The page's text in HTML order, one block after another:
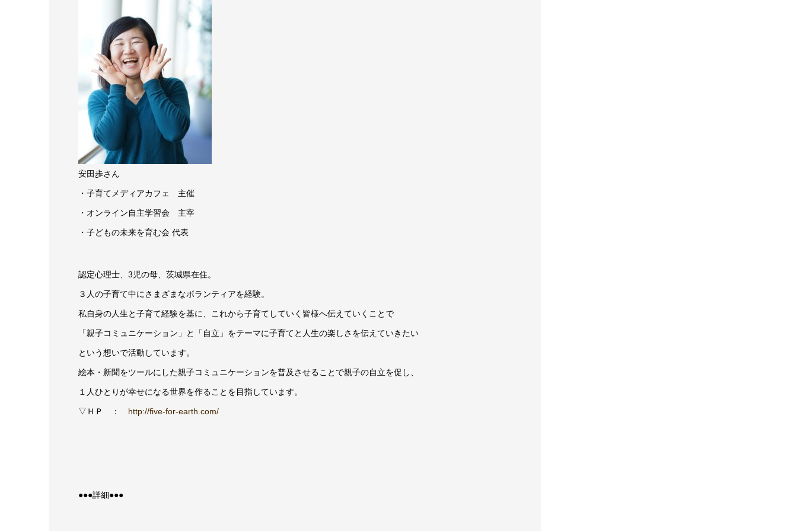
安田歩さん
・子育てメディアカフェ 主催
・オンライン自主学習会 主宰
・子どもの未来を育む会 代表
認定心理士、3児の母、茨城県在住。
３人の子育て中にさまざまなボランティアを経験。
私自身の人生と子育て経験を基に、これから子育てしていく皆様へ伝えていくことで
「親子コミュニケーション」と「自立」をテーマに子育てと人生の楽しさを伝えていきたい
という想いで活動しています。
絵本・新聞をツールにした親子コミュニケーションを普及させることで親子の自立を促し、
１人ひとりが幸せになる世界を作ることを目指しています。
▽ＨＰ ： http://five-for-earth.com/
●●●詳細●●●